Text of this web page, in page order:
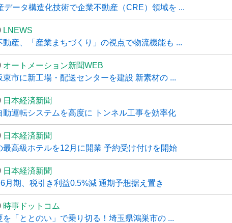
データ構造化技術で企業不動産（CRE）領域を ...
LNEWS
産、「産業まちづくり」の視点で物流機能も ...
オートメーション新聞WEB
市に新工場・配送センターを建設 新素材の ...
日本経済新聞
運転システムを高度に トンネル工事を効率化
日本経済新聞
最高級ホテルを12月に開業 予約受け付けを開始
日本経済新聞
月期、税引き利益0.5%減 通期予想据え置き
時事ドットコム
「ととのい」で乗り切る！埼玉県鴻巣市の ...